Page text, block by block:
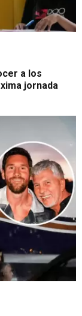
a los
jornada